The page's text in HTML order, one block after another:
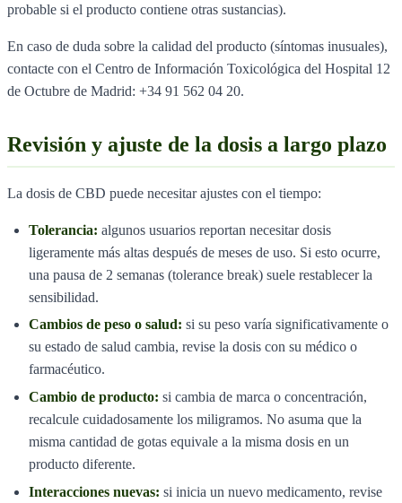
probable si el producto contiene otras sustancias).
En caso de duda sobre la calidad del producto (síntomas inusuales),
contacte con el Centro de Información Toxicológica del Hospital 12
de Octubre de Madrid: +34 91 562 04 20.
Revisión y ajuste de la dosis a largo plazo
La dosis de CBD puede necesitar ajustes con el tiempo:
Tolerancia: algunos usuarios reportan necesitar dosis
ligeramente más altas después de meses de uso. Si esto ocurre,
una pausa de 2 semanas (tolerance break) suele restablecer la
sensibilidad.
Cambios de peso o salud: si su peso varía significativamente o
su estado de salud cambia, revise la dosis con su médico o
farmacéutico.
Cambio de producto: si cambia de marca o concentración,
recalcule cuidadosamente los miligramos. No asuma que la
misma cantidad de gotas equivale a la misma dosis en un
producto diferente.
Interacciones nuevas: si inicia un nuevo medicamento, revise